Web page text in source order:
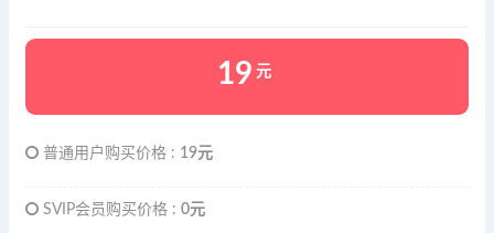
19 元
普通用户购买价格 : 19元
SVIP会员购买价格 : 0元